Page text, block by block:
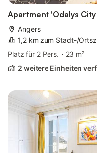
Apartment 'Odalys
Angers
1,2 km zum Stadt-/
Platz für 2 Pers.
23 m²
2 weitere Einheiten